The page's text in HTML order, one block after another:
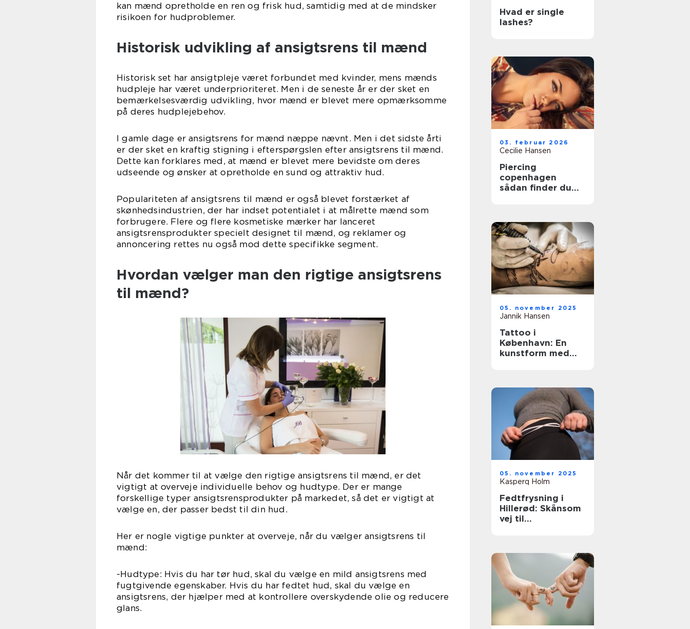
kan mænd opretholde en ren og frisk hud, samtidig med at de mindsker
risikoen for hudproblemer.
Historisk udvikling af ansigtsrens til mænd
Historisk set har ansigtpleje været forbundet med kvinder, mens mænds
hudpleje har været underprioriteret. Men i de seneste år er der sket en
bemærkelsesværdig udvikling, hvor mænd er blevet mere opmærksomme
på deres hudplejebehov.
I gamle dage er ansigtsrens for mænd næppe nævnt. Men i det sidste årti
er der sket en kraftig stigning i efterspørgslen efter ansigtsrens til mænd.
Dette kan forklares med, at mænd er blevet mere bevidste om deres
udseende og ønsker at opretholde en sund og attraktiv hud.
Populariteten af ansigtsrens til mænd er også blevet forstærket af
skønhedsindustrien, der har indset potentialet i at målrette mænd som
forbrugere. Flere og flere kosmetiske mærker har lanceret
ansigtsrensprodukter specielt designet til mænd, og reklamer og
annoncering rettes nu også mod dette specifikke segment.
Hvordan vælger man den rigtige ansigtsrens
til mænd?
Når det kommer til at vælge den rigtige ansigtsrens til mænd, er det
vigtigt at overveje individuelle behov og hudtype. Der er mange
forskellige typer ansigtsrensprodukter på markedet, så det er vigtigt at
vælge en, der passer bedst til din hud.
Her er nogle vigtige punkter at overveje, når du vælger ansigtsrens til
mænd:
-Hudtype: Hvis du har tør hud, skal du vælge en mild ansigtsrens med
fugtgivende egenskaber. Hvis du har fedtet hud, skal du vælge en
ansigtsrens, der hjælper med at kontrollere overskydende olie og reducere
glans.
Hvad er single
lashes?
03. februar 2026
Cecilie Hansen
Piercing
copenhagen
sådan finder du
05. november 2025
Jannik Hansen
Tattoo i
København: En
kunstform med
05. november 2025
Kasperq Holm
Fedtfrysning i
Hillerød: Skånsom
vej til